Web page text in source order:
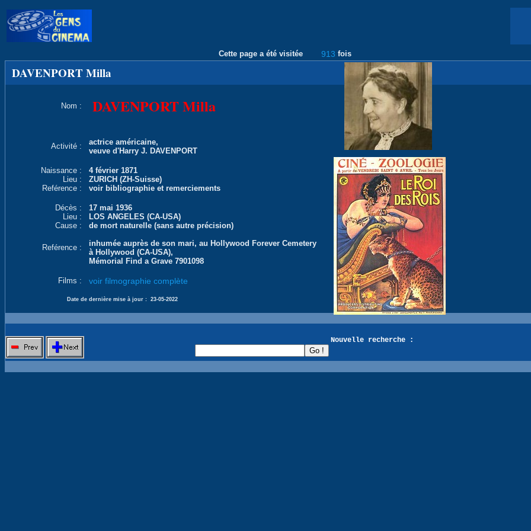
Cette page a été visitée 913 fois
DAVENPORT Milla
Nom : DAVENPORT Milla
Activité :
actrice américaine,
veuve d'Harry J. DAVENPORT
Naissance :
4 février 1871
Lieu :
ZURICH (ZH-Suisse)
Reférence :
voir bibliographie et remerciements
Décès :
17 mai 1936
Lieu :
LOS ANGELES (CA-USA)
Cause :
de mort naturelle (sans autre précision)
Reférence :
inhumée auprès de son mari, au Hollywood Forever Cemetery
à Hollywood (CA-USA),
Mémorial Find a Grave 7901098
Films : voir filmographie complète
Date de dernière mise à jour : 23-05-2022
Nouvelle recherche :